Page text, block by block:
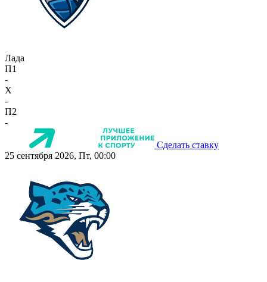
Лада
П1
-
X
-
П2
-
Сделать ставку
25 сентября 2026, Пт, 00:00